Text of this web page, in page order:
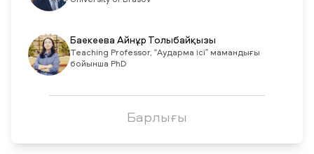
Баекеева Айнұр Толыбайқызы
Teaching Professor, “Аударма ісі” мамандығы
бойынша PhD
Барлығы